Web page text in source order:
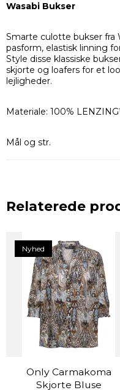
Wasabi Bukser
Smarte culotte bukser fra
pasform, elastisk linning
Style disse klassiske
skjorte og loafers for et
lejligheder.
Materiale: 100%
Mål og str.
Relaterede
Nyhed
Only Carmakoma
Skjorte Bluse